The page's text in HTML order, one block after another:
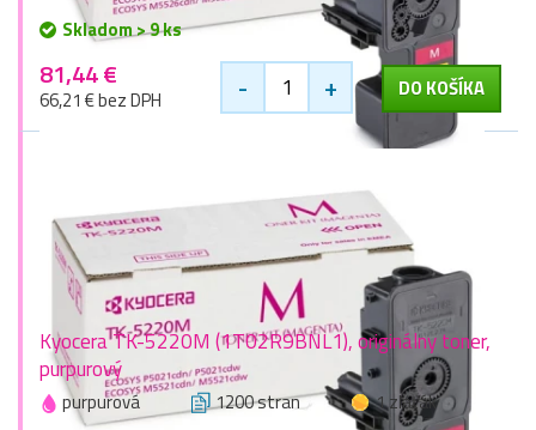
Skladom > 9 ks
81,44 €
66,21 € bez DPH - + DO KOŠÍKA
Kyocera TK-5220M (1T02R9BNL1), originálny toner,
purpurový
purpurová 1200 stran
1 zlaťák